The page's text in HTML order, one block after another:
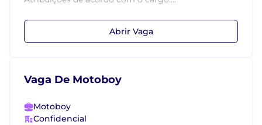
Abrir Vaga
Vaga De Motoboy
Motoboy
Confidencial